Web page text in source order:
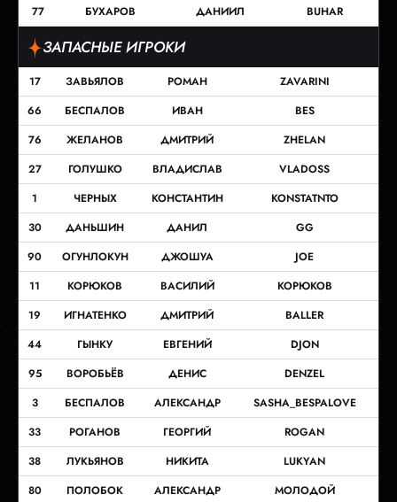
77
БУХАРОВ ДАНИИЛ BUHAR
ЗАПАСНЫЕ ИГРОКИ
17 ЗАВЬЯЛОВ РОМАН
ZAVARINI
66
БЕСПАЛОВ ИВАН
BES
76
ЖЕЛАНОВ ДМИТРИЙ
ZHELAN
27
ГОЛУШКО ВЛАДИСЛАВ
VLADOSS
1
ЧЕРНЫХ КОНСТАНТИН
KONSTATNTO
30
ДАНЬШИН ДАНИЛ
GG
90
ОГУНЛОКУН ДЖОШУА
JOE
11
КОРЮКОВ ВАСИЛИЙ
КОРЮКОВ
19
ИГНАТЕНКО ДМИТРИЙ
BALLER
44
ГЫНКУ ЕВГЕНИЙ
DJON
95
ВОРОБЬЁВ ДЕНИС
DENZEL
3
БЕСПАЛОВ АЛЕКСАНДР
SASHA_BESPALOVE
33
РОГАНОВ ГЕОРГИЙ
ROGAN
38
ЛУКЬЯНОВ НИКИТА
LUKYAN
80
ПОЛОБОК АЛЕКСАНДР МОЛОДОЙ